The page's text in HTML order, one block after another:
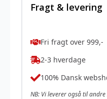
Fragt & levering
Fri fragt over 999,-
2-3 hverdage
100% Dansk
NB: Vi leverer også til